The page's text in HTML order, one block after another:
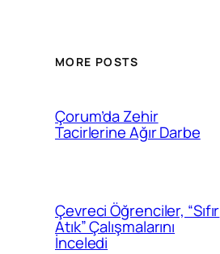
MORE POSTS
Çorum’da Zehir
Tacirlerine Ağır Darbe
Çevreci Öğrenciler, “Sıfır
Atık” Çalışmalarını
İnceledi